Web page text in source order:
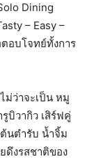
Dining
– Easy –
ตอบโจทย์ทั้งการ
ว่าจะเป็น หมู
บิวากิว เสิร์ฟคู่
นตำรับ น้ำจิ้ม
ดึงรสชาติของ